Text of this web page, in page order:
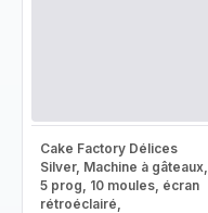
Cake Factory Délices
Silver, Machine à gâteaux,
5 prog, 10 moules, écran
rétroéclairé,